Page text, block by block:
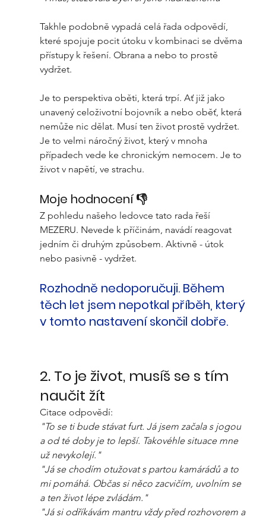
Takhle podobně vypadá celá řada odpovědí,
které spojuje pocit útoku v kombinaci se dvěma
přístupy k řešení. Obrana a nebo to prostě
vydržet.
Je to perspektiva oběti, která trpí. Ať již jako
unavený celoživotní bojovník a nebo oběť, která
nemůže nic dělat. Musí ten život prostě vydržet.
Je to velmi náročný život, který v mnoha
případech vede ke chronickým nemocem. Je to
život v napětí, ve strachu.
Moje hodnocení 👎
Z pohledu našeho ledovce tato rada řeší
MEZERU. Nevede k příčinám, navádí reagovat
jedním či druhým způsobem. Aktivně - útok
nebo pasivně - vydržet.
Rozhodně nedoporučuji. Během
těch let jsem nepotkal příběh, který
v tomto nastavení skončil dobře.
2. To je život, musíš se s tím
naučit žít
Citace odpovědí:
"To se ti bude stávat furt. Já jsem začala s jogou
a od té doby je to lepší. Takovéhle situace mne
už nevykolejí."
"Já se chodím otužovat s partou kamárádů a to
mi pomáhá. Občas si něco zacvičím, uvolním se
a ten život lépe zvládám."
"Já si odříkávám mantru vždy před rozhovorem a